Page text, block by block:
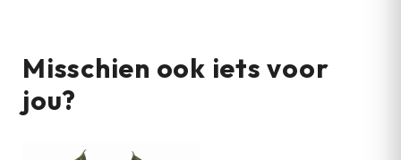
Misschien ook iets voor
jou?